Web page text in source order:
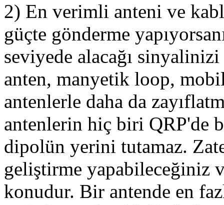
2) En verimli anteni ve
güçte gönderme
seviyede alacağı
anten, manyetik loop,
antenlerle daha da
antenlerin hiç biri QRP'de
dipolün yerini tutamaz.
geliştirme yapabileceğiniz
konudur. Bir antende en